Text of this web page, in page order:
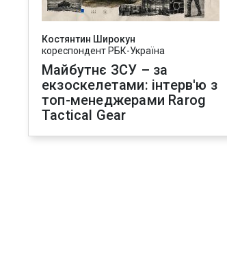
Костянтин Широкун
кореспондент РБК-Україна
Майбутнє ЗСУ – за
екзоскелетами: інтерв'ю з
топ-менеджерами Rarog
Tactical Gear